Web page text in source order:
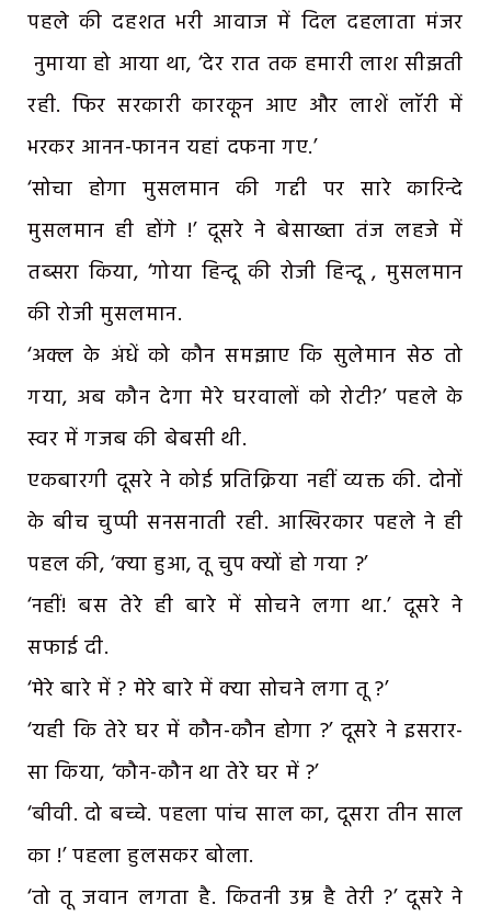
पहले की दहशत भरी आवाज में दिल दहलाता मंजर
नुमाया हो आया था, ‘देर रात तक हमारी लाश सीझती
रही. फिर सरकारी कारकून आए और लाशें लाॅरी में
भरकर आनन-फानन यहां दफना गए.’
‘सोचा होगा मुसलमान की गद्दी पर सारे कारिन्दे
मुसलमान ही होंगे !’ दूसरे ने बेसाख्ता तंज लहजे में
तब्सरा किया, ‘गोया हिन्दू की रोजी हिन्दू , मुसलमान
की रोजी मुसलमान.
‘अक्ल के अंधें को कौन समझाए कि सुलेमान सेठ तो
गया, अब कौन देगा मेरे घरवालों को रोटी?’ पहले के
स्वर में गजब की बेबसी थी.
एकबारगी दूसरे ने कोई प्रतिक्रिया नहीं व्यक्त की. दोनों
के बीच चुप्पी सनसनाती रही. आखिरकार पहले ने ही
पहल की, ‘क्या हुआ, तू चुप क्यों हो गया ?’
‘नहीं! बस तेरे ही बारे में सोचने लगा था.’ दूसरे ने
सफाई दी.
‘मेरे बारे में ? मेरे बारे में क्या सोचने लगा तू ?’
‘यही कि तेरे घर में कौन-कौन होगा ?’ दूसरे ने इसरार-
सा किया, ‘कौन-कौन था तेरे घर में ?’
‘बीवी. दो बच्चे. पहला पांच साल का, दूसरा तीन साल
का !’ पहला हुलसकर बोला.
‘तो तू जवान लगता है. कितनी उम्र है तेरी ?’ दूसरे ने